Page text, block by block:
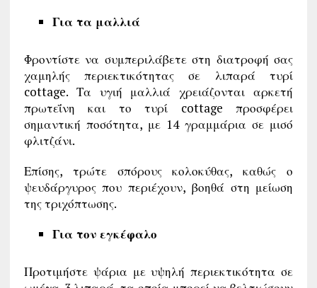
Για τα μαλλιά
Φροντίστε να συμπεριλάβετε στη διατροφή σας
χαμηλής περιεκτικότητας σε λιπαρά τυρί
cottage. Τα υγιή μαλλιά χρειάζονται αρκετή
πρωτεΐνη και το τυρί cottage προσφέρει
σημαντική ποσότητα, με 14 γραμμάρια σε μισό
φλιτζάνι.
Επίσης, τρώτε σπόρους κολοκύθας, καθώς ο
ψευδάργυρος που περιέχουν, βοηθά στη μείωση
της τριχόπτωσης.
Για τον εγκέφαλο
Προτιμήστε ψάρια με υψηλή περιεκτικότητα σε